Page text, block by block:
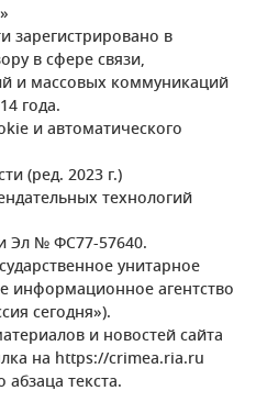
зарегистрировано в
в сфере связи,
и массовых коммуникаций
года.
и автоматического
(ред. 2023 г.)
технологий
Эл № ФС77-57640.
унитарное
информационное агентство
сегодня»).
и новостей сайта
на https://crimea.ria.ru
текста.